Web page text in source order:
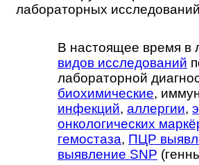
лабораторных
В настоящее время в
видов исследований
лабораторной
биохимические,
инфекций, аллергии,
онкологических
гемостаза, ПЦР
выявление SNP